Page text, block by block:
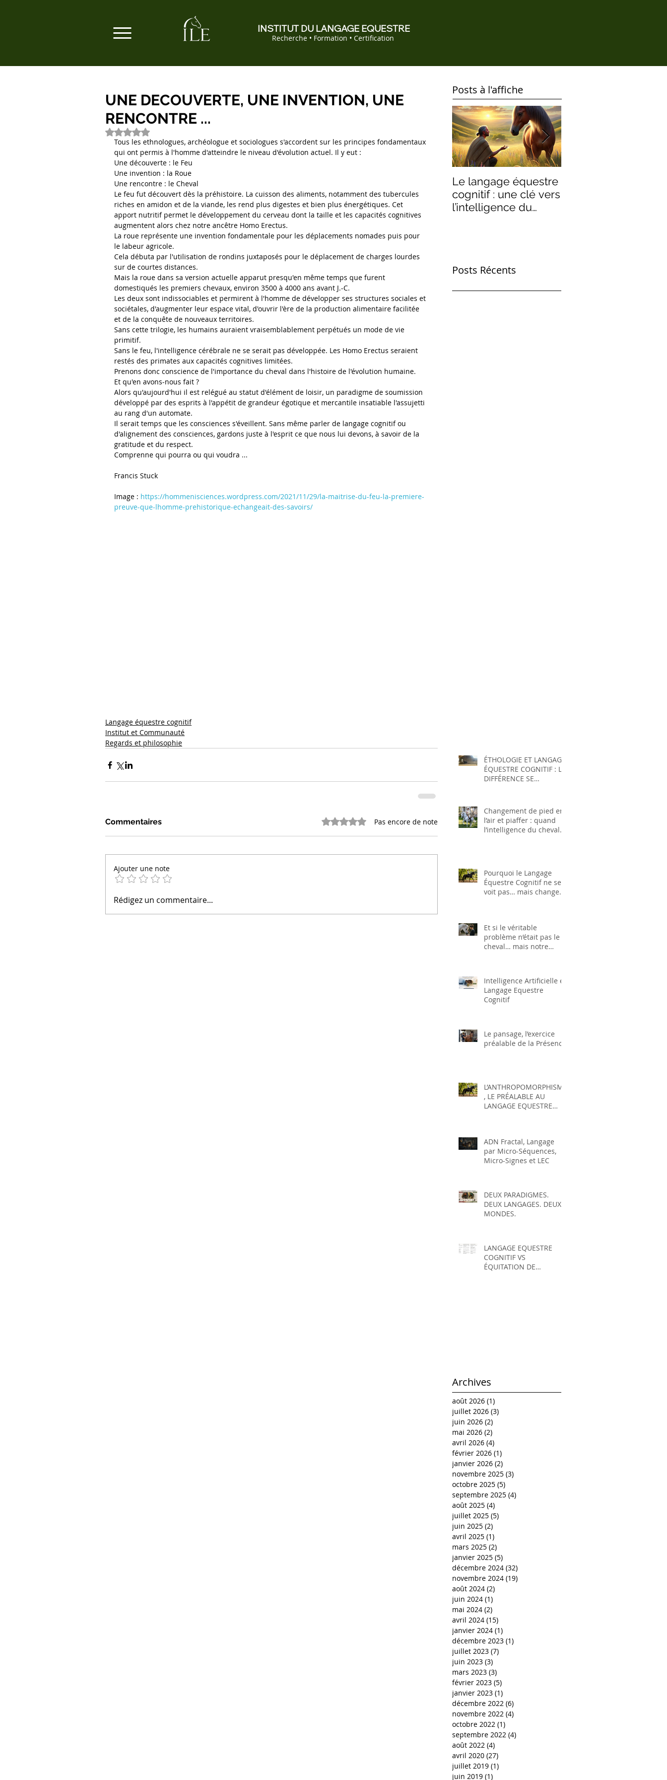
INSTITUT DU LANGAGE EQUESTRE
Recherche • Formation • Certification
UNE DECOUVERTE, UNE INVENTION, UNE
RENCONTRE ...
Noté NaN étoiles sur 5.
Tous les ethnologues, archéologue et sociologues s'accordent sur les principes fondamentaux
qui ont permis à l'homme d'atteindre le niveau d'évolution actuel. Il y eut :
Une découverte : le Feu
Une invention : la Roue
Une rencontre : le Cheval
Le feu fut découvert dès la préhistoire. La cuisson des aliments, notamment des tubercules
riches en amidon et de la viande, les rend plus digestes et bien plus énergétiques. Cet
apport nutritif permet le développement du cerveau dont la taille et les capacités cognitives
augmentent alors chez notre ancêtre Homo Erectus.
La roue représente une invention fondamentale pour les déplacements nomades puis pour
le labeur agricole.
Cela débuta par l'utilisation de rondins juxtaposés pour le déplacement de charges lourdes
sur de courtes distances.
Mais la roue dans sa version actuelle apparut presqu'en même temps que furent
domestiqués les premiers chevaux, environ 3500 à 4000 ans avant J.-C.
Les deux sont indissociables et permirent à l'homme de développer ses structures sociales et
sociétales, d'augmenter leur espace vital, d'ouvrir l'ère de la production alimentaire facilitée
et de la conquête de nouveaux territoires.
Sans cette trilogie, les humains auraient vraisemblablement perpétués un mode de vie
primitif.
Sans le feu, l'intelligence cérébrale ne se serait pas développée. Les Homo Erectus seraient
restés des primates aux capacités cognitives limitées.
Prenons donc conscience de l'importance du cheval dans l'histoire de l'évolution humaine.
Et qu'en avons-nous fait ?
Alors qu'aujourd'hui il est relégué au statut d'élément de loisir, un paradigme de soumission
développé par des esprits à l'appétit de grandeur égotique et mercantile insatiable l'assujetti
au rang d'un automate.
Il serait temps que les consciences s'éveillent. Sans même parler de langage cognitif ou
d'alignement des consciences, gardons juste à l'esprit ce que nous lui devons, à savoir de la
gratitude et du respect.
Comprenne qui pourra ou qui voudra ...
Francis Stuck
Image : https://hommenisciences.wordpress.com/2021/11/29/la-maitrise-du-feu-la-premiere-
preuve-que-lhomme-prehistorique-echangeait-des-savoirs/
Langage équestre cognitif
Institut et Communauté
Regards et philosophie
Commentaires Noté 0 étoile sur 5.Pas encore de note
Ajouter une note
Rédigez un commentaire...
Posts à l'affiche
Le langage équestre
cognitif : une clé vers
l’intelligence du
Posts Récents
ÉTHOLOGIE ET LANGAGE
ÉQUESTRE COGNITIF : LA
DIFFÉRENCE SE
Changement de pied en
l’air et piaffer : quand
l’intelligence du cheval
Pourquoi le Langage
Équestre Cognitif ne se
voit pas… mais change
Et si le véritable
problème n’était pas le
cheval… mais notre
Intelligence Artificielle et
Langage Equestre
Cognitif
Le pansage, l’exercice
préalable de la Présence
L’ANTHROPOMORPHISME
, LE PRÉALABLE AU
LANGAGE EQUESTRE
ADN Fractal, Langage
par Micro-Séquences,
Micro-Signes et LEC
DEUX PARADIGMES.
DEUX LANGAGES. DEUX
MONDES.
LANGAGE EQUESTRE
COGNITIF VS
ÉQUITATION DE
Archives
août 2026 (1)
juillet 2026 (3)
juin 2026 (2)
mai 2026 (2)
avril 2026 (4)
février 2026 (1)
janvier 2026 (2)
novembre 2025 (3)
octobre 2025 (5)
septembre 2025 (4)
août 2025 (4)
juillet 2025 (5)
juin 2025 (2)
avril 2025 (1)
mars 2025 (2)
janvier 2025 (5)
décembre 2024 (32)
novembre 2024 (19)
août 2024 (2)
juin 2024 (1)
mai 2024 (2)
avril 2024 (15)
janvier 2024 (1)
décembre 2023 (1)
juillet 2023 (7)
juin 2023 (3)
mars 2023 (3)
février 2023 (5)
janvier 2023 (1)
décembre 2022 (6)
novembre 2022 (4)
octobre 2022 (1)
septembre 2022 (4)
août 2022 (4)
avril 2020 (27)
juillet 2019 (1)
juin 2019 (1)